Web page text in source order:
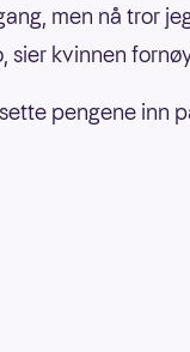
men nå tror
sier kvinnen
pengene inn